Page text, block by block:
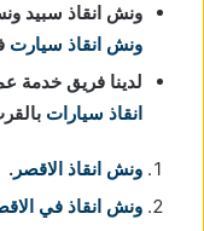
ونش انقاذ سبيد
ونش انقاذ سيارت
لدينا فريق خدمة
انقاذ سيارات
ونش انقاذ الاقصر .
ونش انقاذ في